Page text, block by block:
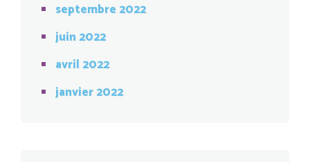
septembre 2022
juin 2022
avril 2022
janvier 2022